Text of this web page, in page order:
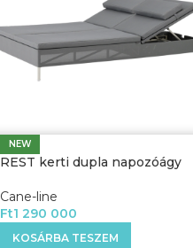
NEW
REST kerti dupla napozóágy
Cane-line
Ft1 290 000
KOSÁRBA TESZEM